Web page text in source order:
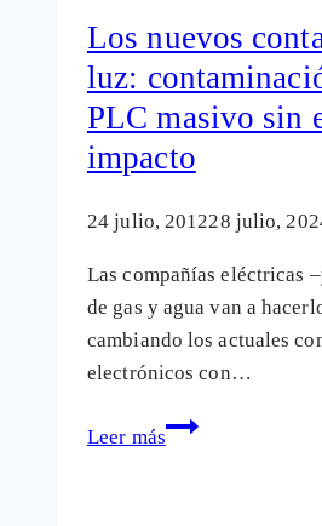
a
los
contadores
"inteligentes"
Los nuevos
luz:
PLC masivo sin
impacto
24 julio, 201228 julio,
Las compañías eléctricas
de gas y agua van a
cambiando los actuales
electrónicos con…
Leer más
Los